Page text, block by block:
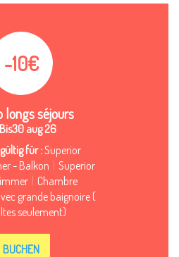
-10€
longs séjours
Bis30 aug 26
für :Superior
- Balkon
Superior
Chambre
grande baignoire (
seulement)
BUCHEN